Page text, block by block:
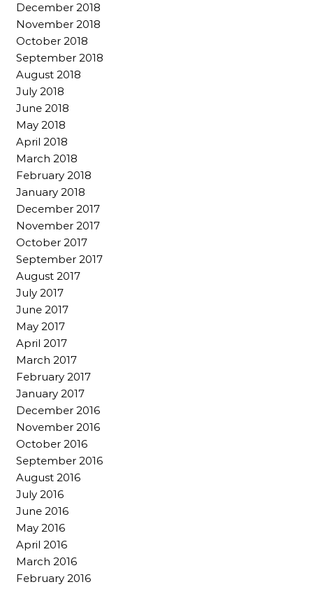
December 2018
November 2018
October 2018
September 2018
August 2018
July 2018
June 2018
May 2018
April 2018
March 2018
February 2018
January 2018
December 2017
November 2017
October 2017
September 2017
August 2017
July 2017
June 2017
May 2017
April 2017
March 2017
February 2017
January 2017
December 2016
November 2016
October 2016
September 2016
August 2016
July 2016
June 2016
May 2016
April 2016
March 2016
February 2016